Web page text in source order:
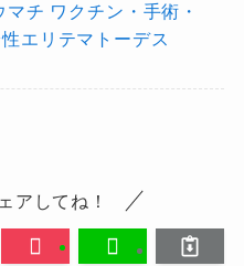
マチ ワクチン・手術・
エリテマトーデス
アしてね！